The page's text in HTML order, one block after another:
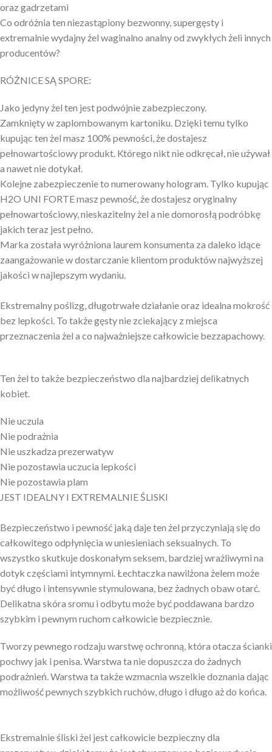
oraz gadrzetami
Co odróżnia ten niezastąpiony bezwonny, supergęsty i
extremalnie wydajny żel waginalno analny od zwykłych żeli innych
producentów?
RÓŻNICE SĄ SPORE:
Jako jedyny żel ten jest podwójnie zabezpieczony.
Zamknięty w zaplombowanym kartoniku. Dzięki temu tylko
kupując ten żel masz 100% pewności, że dostajesz
pełnowartościowy produkt. Którego nikt nie odkręcał, nie używał
a nawet nie dotykał.
Kolejne zabezpieczenie to numerowany hologram. Tylko kupując
H2O UNI FORTE masz pewność, że dostajesz oryginalny
pełnowartościowy, nieskazitelny żel a nie domorosłą podróbkę
jakich teraz jest pełno.
Marka została wyróżniona laurem konsumenta za daleko idące
zaangażowanie w dostarczanie klientom produktów najwyższej
jakości w najlepszym wydaniu.
Ekstremalny poślizg, długotrwałe działanie oraz idealna mokrość
bez lepkości. To także gęsty nie zciekający z miejsca
przeznaczenia żel a co najważniejsze całkowicie bezzapachowy.
Ten żel to także bezpieczeństwo dla najbardziej delikatnych
kobiet.
Nie uczula
Nie podrażnia
Nie uszkadza prezerwatyw
Nie pozostawia uczucia lepkości
Nie pozostawia plam
JEST IDEALNY I EXTREMALNIE ŚLISKI
Bezpieczeństwo i pewność jaką daje ten żel przyczyniają się do
całkowitego odpłynięcia w uniesieniach seksualnych. To
wszystko skutkuje doskonałym seksem, bardziej wrażliwymi na
dotyk częściami intymnymi. Łechtaczka nawilżona żelem może
być długo i intensywnie stymulowana, bez żadnych obaw otarć.
Delikatna skóra sromu i odbytu może być poddawana bardzo
szybkim i pewnym ruchom całkowicie bezpiecznie.
Tworzy pewnego rodzaju warstwę ochronną, która otacza ścianki
pochwy jak i penisa. Warstwa ta nie dopuszcza do żadnych
podrażnień. Warstwa ta także wzmacnia wszelkie doznania dając
możliwość pewnych szybkich ruchów, długo i długo aż do końca.
Ekstremalnie śliski żel jest całkowicie bezpieczny dla